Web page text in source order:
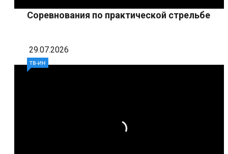
Соревнования по практической стрельбе
29.07.2026
ТВ-ИН